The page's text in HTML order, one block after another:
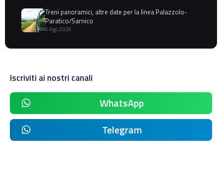
Treni panoramici, altre date per la linea Palazzolo-
Paratico/Sarnico
6 Ago 2026
Iscriviti ai nostri canali
WhatsApp
Telegram